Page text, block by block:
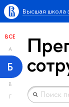
Высшая школа
ВСЕ
А
Б
В
Г